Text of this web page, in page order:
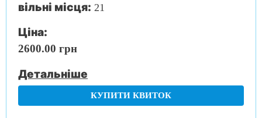
вільні місця: 21
Ціна:
2600.00 грн
Детальніше
КУПИТИ КВИТОК